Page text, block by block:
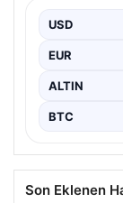
USD
EUR
ALTIN
BTC
Son Eklenen